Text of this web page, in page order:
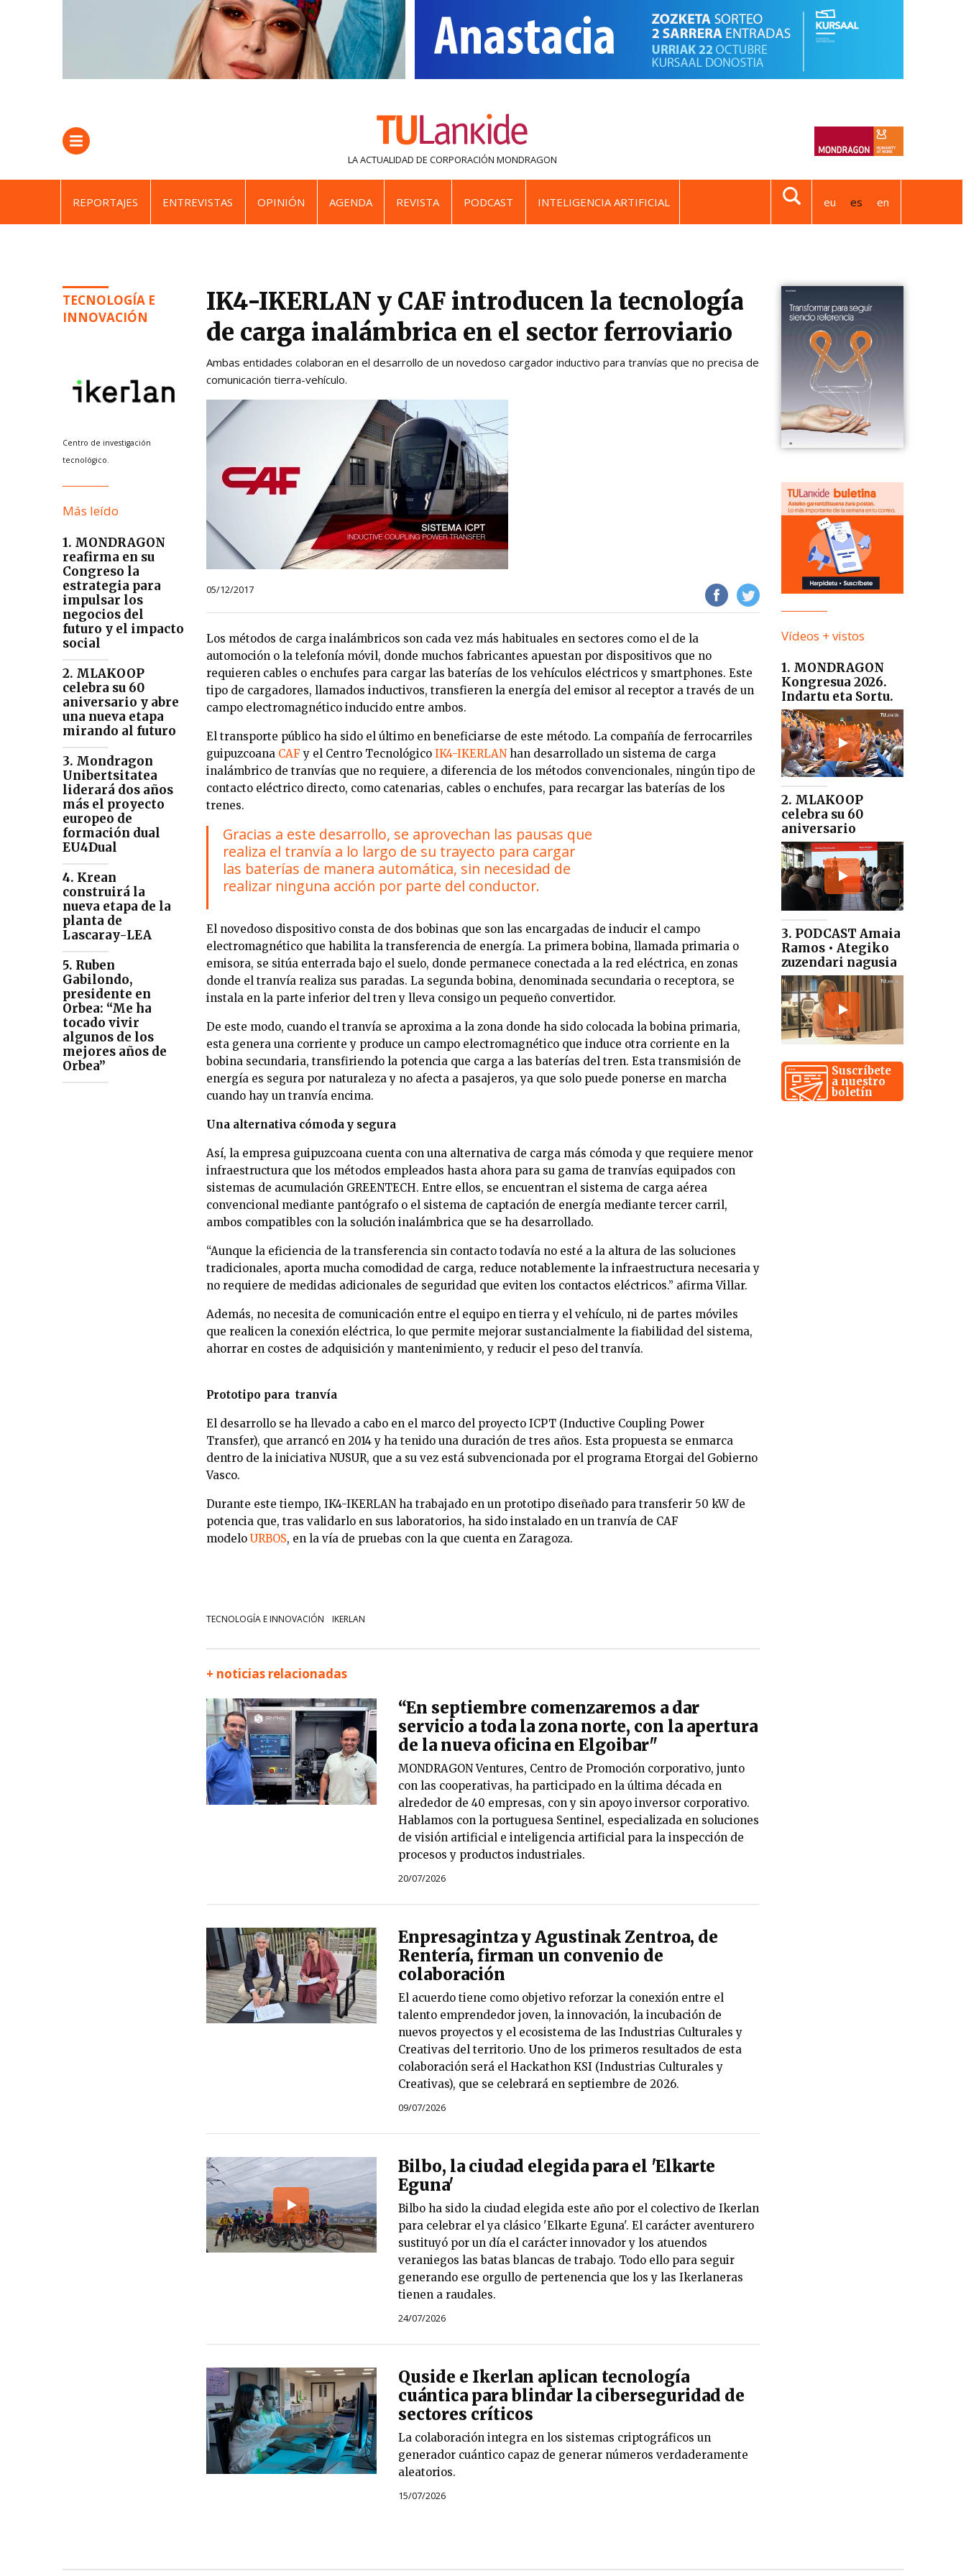
LA ACTUALIDAD DE CORPORACIÓN MONDRAGON
REPORTAJES ENTREVISTAS OPINIÓN AGENDA REVISTA PODCAST INTELIGENCIA ARTIFICIAL eu es en
TECNOLOGÍA E
INNOVACIÓN
Centro de investigación
tecnológico.
Más leído
1. MONDRAGON
reafirma en su
Congreso la
estrategia para
impulsar los
negocios del
futuro y el impacto
social
2. MLAKOOP
celebra su 60
aniversario y abre
una nueva etapa
mirando al futuro
3. Mondragon
Unibertsitatea
liderará dos años
más el proyecto
europeo de
formación dual
EU4Dual
4. Krean
construirá la
nueva etapa de la
planta de
Lascaray-LEA
5. Ruben
Gabilondo,
presidente en
Orbea: “Me ha
tocado vivir
algunos de los
mejores años de
Orbea”
IK4-IKERLAN y CAF introducen la tecnología
de carga inalámbrica en el sector ferroviario
Ambas entidades colaboran en el desarrollo de un novedoso cargador inductivo para tranvías que no precisa de
comunicación tierra-vehículo.
05/12/2017
Los métodos de carga inalámbricos son cada vez más habituales en sectores como el de la
automoción o la telefonía móvil, donde muchos fabricantes apuestan por dispositivos que no
requieren cables o enchufes para cargar las baterías de los vehículos eléctricos y smartphones. Este
tipo de cargadores, llamados inductivos, transfieren la energía del emisor al receptor a través de un
campo electromagnético inducido entre ambos.
El transporte público ha sido el último en beneficiarse de este método. La compañía de ferrocarriles
guipuzcoana CAF y el Centro Tecnológico IK4-IKERLAN han desarrollado un sistema de carga
inalámbrico de tranvías que no requiere, a diferencia de los métodos convencionales, ningún tipo de
contacto eléctrico directo, como catenarias, cables o enchufes, para recargar las baterías de los
trenes.
Gracias a este desarrollo, se aprovechan las pausas que
realiza el tranvía a lo largo de su trayecto para cargar
las baterías de manera automática, sin necesidad de
realizar ninguna acción por parte del conductor.
El novedoso dispositivo consta de dos bobinas que son las encargadas de inducir el campo
electromagnético que habilita la transferencia de energía. La primera bobina, llamada primaria o
emisora, se sitúa enterrada bajo el suelo, donde permanece conectada a la red eléctrica, en zonas
donde el tranvía realiza sus paradas. La segunda bobina, denominada secundaria o receptora, se
instala en la parte inferior del tren y lleva consigo un pequeño convertidor.
De este modo, cuando el tranvía se aproxima a la zona donde ha sido colocada la bobina primaria,
esta genera una corriente y produce un campo electromagnético que induce otra corriente en la
bobina secundaria, transfiriendo la potencia que carga a las baterías del tren. Esta transmisión de
energía es segura por naturaleza y no afecta a pasajeros, ya que solo puede ponerse en marcha
cuando hay un tranvía encima.
Una alternativa cómoda y segura
Así, la empresa guipuzcoana cuenta con una alternativa de carga más cómoda y que requiere menor
infraestructura que los métodos empleados hasta ahora para su gama de tranvías equipados con
sistemas de acumulación GREENTECH. Entre ellos, se encuentran el sistema de carga aérea
convencional mediante pantógrafo o el sistema de captación de energía mediante tercer carril,
ambos compatibles con la solución inalámbrica que se ha desarrollado.
“Aunque la eficiencia de la transferencia sin contacto todavía no esté a la altura de las soluciones
tradicionales, aporta mucha comodidad de carga, reduce notablemente la infraestructura necesaria y
no requiere de medidas adicionales de seguridad que eviten los contactos eléctricos.” afirma Villar.
Además, no necesita de comunicación entre el equipo en tierra y el vehículo, ni de partes móviles
que realicen la conexión eléctrica, lo que permite mejorar sustancialmente la fiabilidad del sistema,
ahorrar en costes de adquisición y mantenimiento, y reducir el peso del tranvía.
Prototipo para tranvía
El desarrollo se ha llevado a cabo en el marco del proyecto ICPT (Inductive Coupling Power
Transfer), que arrancó en 2014 y ha tenido una duración de tres años. Esta propuesta se enmarca
dentro de la iniciativa NUSUR, que a su vez está subvencionada por el programa Etorgai del Gobierno
Vasco.
Durante este tiempo, IK4-IKERLAN ha trabajado en un prototipo diseñado para transferir 50 kW de
potencia que, tras validarlo en sus laboratorios, ha sido instalado en un tranvía de CAF
modelo URBOS, en la vía de pruebas con la que cuenta en Zaragoza.
TECNOLOGÍA E INNOVACIÓN IKERLAN
+ noticias relacionadas
“En septiembre comenzaremos a dar
servicio a toda la zona norte, con la apertura
de la nueva oficina en Elgoibar"
MONDRAGON Ventures, Centro de Promoción corporativo, junto
con las cooperativas, ha participado en la última década en
alrededor de 40 empresas, con y sin apoyo inversor corporativo.
Hablamos con la portuguesa Sentinel, especializada en soluciones
de visión artificial e inteligencia artificial para la inspección de
procesos y productos industriales.
20/07/2026
Enpresagintza y Agustinak Zentroa, de
Rentería, firman un convenio de
colaboración
El acuerdo tiene como objetivo reforzar la conexión entre el
talento emprendedor joven, la innovación, la incubación de
nuevos proyectos y el ecosistema de las Industrias Culturales y
Creativas del territorio. Uno de los primeros resultados de esta
colaboración será el Hackathon KSI (Industrias Culturales y
Creativas), que se celebrará en septiembre de 2026.
09/07/2026
Bilbo, la ciudad elegida para el 'Elkarte
Eguna'
Bilbo ha sido la ciudad elegida este año por el colectivo de Ikerlan
para celebrar el ya clásico 'Elkarte Eguna'. El carácter aventurero
sustituyó por un día el carácter innovador y los atuendos
veraniegos las batas blancas de trabajo. Todo ello para seguir
generando ese orgullo de pertenencia que los y las Ikerlaneras
tienen a raudales.
24/07/2026
Quside e Ikerlan aplican tecnología
cuántica para blindar la ciberseguridad de
sectores críticos
La colaboración integra en los sistemas criptográficos un
generador cuántico capaz de generar números verdaderamente
aleatorios.
15/07/2026
Vídeos + vistos
1. MONDRAGON
Kongresua 2026.
Indartu eta Sortu.
2. MLAKOOP
celebra su 60
aniversario
3. PODCAST Amaia
Ramos • Ategiko
zuzendari nagusia
Suscríbete
a nuestro
boletín